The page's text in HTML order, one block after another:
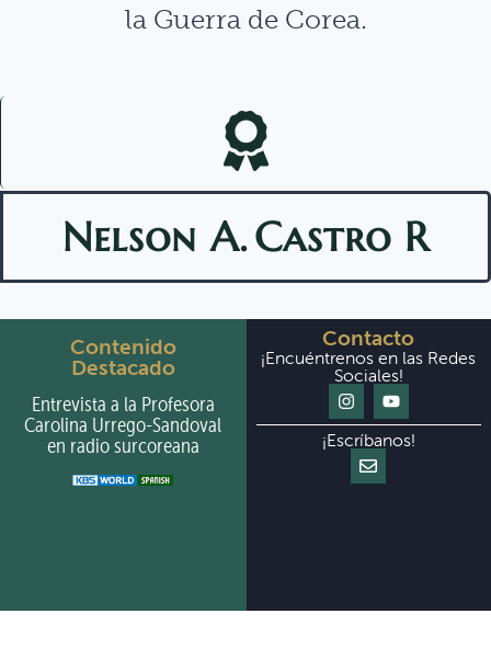
la Guerra de Corea.
Nelson A.Castro R
Contenido
Destacado
Entrevista a la Profesora
Carolina Urrego-Sandoval
en radio surcoreana
Contacto
¡Encuéntrenos en las Redes
Sociales!
¡Escríbanos!